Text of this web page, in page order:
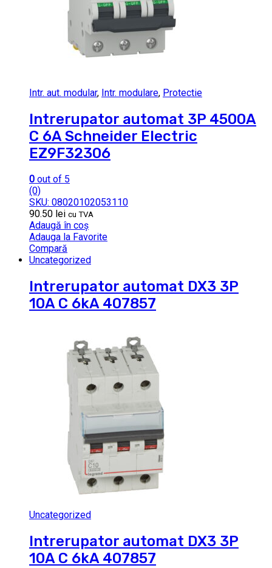
Intr. aut. modular, Intr. modulare, Protectie
Intrerupator automat 3P 4500A
C 6A Schneider Electric
EZ9F32306
0 out of 5
(0)
SKU: 08020102053110
90.50 lei cu TVA
Adaugă în coș
Adauga la Favorite
Compară
Uncategorized
Intrerupator automat DX3 3P
10A C 6kA 407857
Uncategorized
Intrerupator automat DX3 3P
10A C 6kA 407857